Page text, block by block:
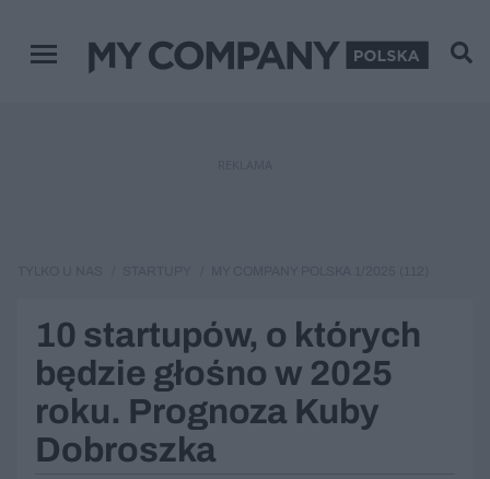
Menu główne
10 startupów, o których
będzie głośno w 2025
roku. Prognoza Kuby
Dobroszka